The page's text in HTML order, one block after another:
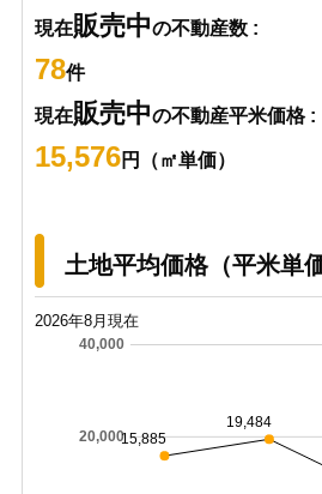
現在販売中の不動産数 :
78件
現在販売中の不動産平米価格 :
15,576円（㎡単価）
土地平均価格（平米単
2026年8月現在
20,000
40,000
15,885
19,484